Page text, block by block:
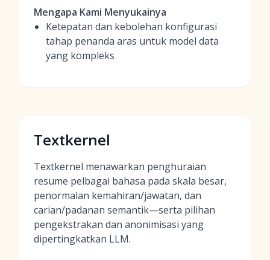
Mengapa Kami Menyukainya
Ketepatan dan kebolehan konfigurasi
tahap penanda aras untuk model data
yang kompleks
Textkernel
Textkernel menawarkan penghuraian
resume pelbagai bahasa pada skala besar,
penormalan kemahiran/jawatan, dan
carian/padanan semantik—serta pilihan
pengekstrakan dan anonimisasi yang
dipertingkatkan LLM.